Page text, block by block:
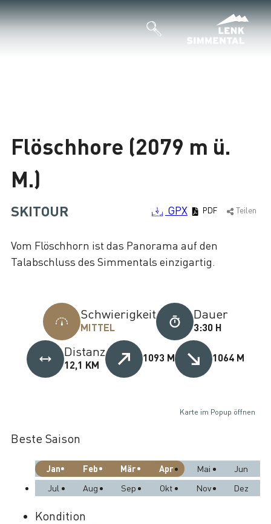
Flöschhore (2079 m ü.
M.)
SKITOUR GPX PDF Teilen
Vom Flöschhorn ist das Panorama auf den
Talabschluss des Simmentals einzigartig.
Schwierigkeit
MITTEL
Dauer
3:30 H
Distanz
12,1 KM
1093 M 1064 M
Karte im Popup öffnen
Beste Saison
Jan Feb Mär Apr Mai
Jun
Jul
Aug Sep Okt Nov Dez
Kondition